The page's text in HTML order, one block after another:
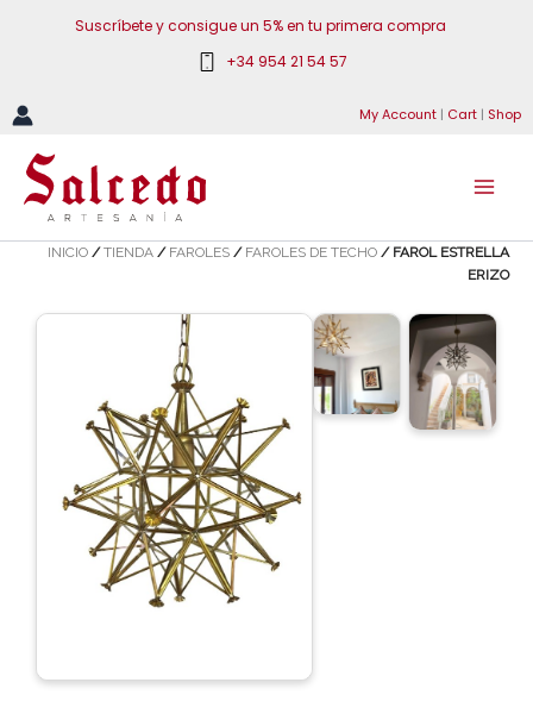
Suscríbete y consigue un 5% en tu primera compra
+34 954 21 54 57
My Account | Cart | Shop
INICIO /TIENDA / FAROLES / FAROLES DE TECHO / FAROL ESTRELLA
ERIZO